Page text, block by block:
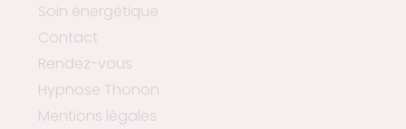
Soin énergétique
Contact
Rendez-vous
Hypnose Thonon
Mentions légales